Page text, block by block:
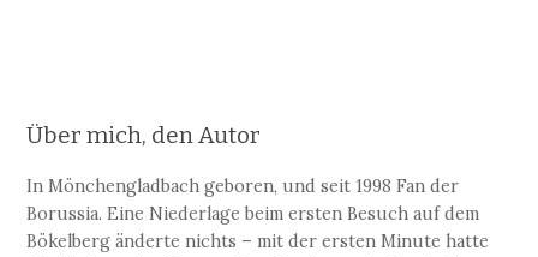
Über mich, den Autor
In Mönchengladbach geboren, und seit 1998 Fan der
Borussia. Eine Niederlage beim ersten Besuch auf dem
Bökelberg änderte nichts – mit der ersten Minute hatte